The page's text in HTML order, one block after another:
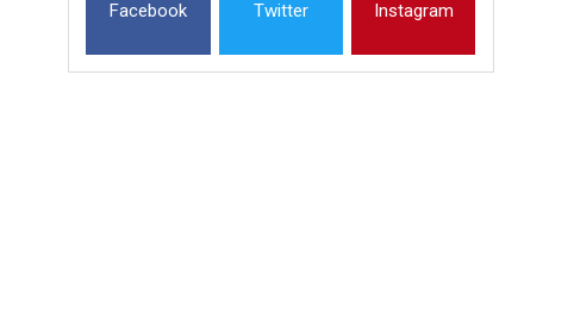
Facebook Twitter Instagram